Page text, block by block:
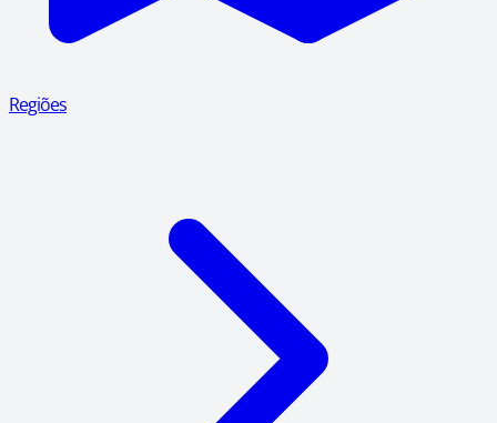
Regiões